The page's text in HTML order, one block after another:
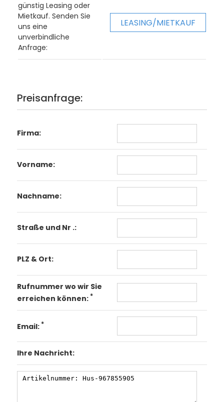
günstig Leasing oder
Mietkauf. Senden Sie
uns eine
unverbindliche
Anfrage:
LEASING/MIETKAUF
Preisanfrage:
Firma:
Vorname:
Nachname:
Straße und Nr .:
PLZ & Ort:
Rufnummer wo wir Sie
erreichen können: *
Email: *
Ihre Nachricht: